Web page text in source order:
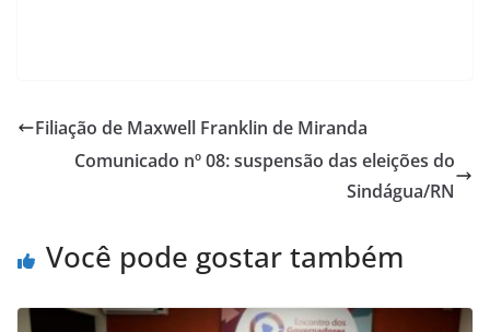
Filiação de Maxwell Franklin de Miranda
Comunicado nº 08: suspensão das eleições do
Sindágua/RN
Você pode gostar também